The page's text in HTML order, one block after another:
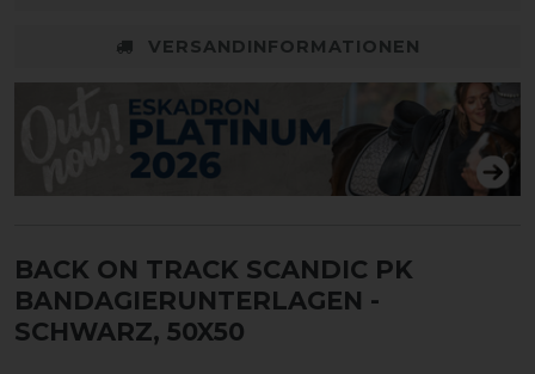
VERSANDINFORMATIONEN
BACK ON TRACK SCANDIC PK
BANDAGIERUNTERLAGEN -
SCHWARZ, 50X50